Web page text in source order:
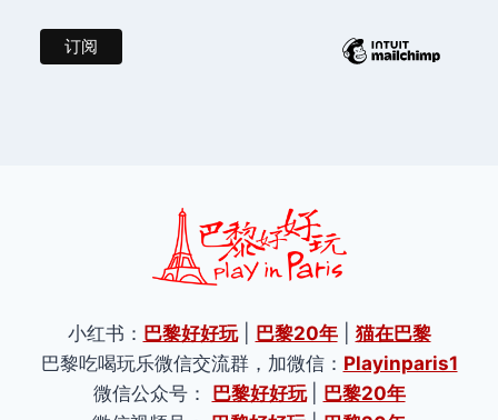
小红书： 巴黎好好玩| 巴黎20年| 猫在巴黎
巴黎吃喝玩乐微信交流群，加微信： Playinparis1
微信公众号： 巴黎好好玩
巴黎20年